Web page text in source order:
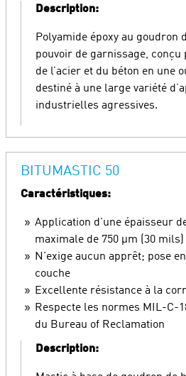
Description:
Polyamide époxy au goudron
pouvoir de garnissage,
de l’acier et du béton en une
destiné à une large variété
industrielles agressives.
BITUMASTIC 50
Caractéristiques:
Application d'une épaisseur
maximale de 750 µm (30
N'exige aucun apprêt; pose
couche
Excellente résistance à la
Respecte les normes MIL-C-
du Bureau of Reclamation
Description: